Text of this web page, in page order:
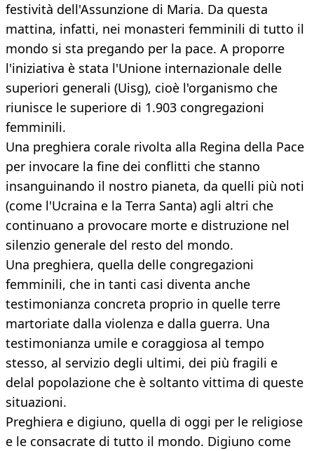
festività dell'Assunzione di Maria. Da questa
mattina, infatti, nei monasteri femminili di tutto il
mondo si sta pregando per la pace. A proporre
l'iniziativa è stata l'Unione internazionale delle
superiori generali (Uisg), cioè l'organismo che
riunisce le superiore di 1.903 congregazioni
femminili.
Una preghiera corale rivolta alla Regina della Pace
per invocare la fine dei conflitti che stanno
insanguinando il nostro pianeta, da quelli più noti
(come l'Ucraina e la Terra Santa) agli altri che
continuano a provocare morte e distruzione nel
silenzio generale del resto del mondo.
Una preghiera, quella delle congregazioni
femminili, che in tanti casi diventa anche
testimonianza concreta proprio in quelle terre
martoriate dalla violenza e dalla guerra. Una
testimonianza umile e coraggiosa al tempo
stesso, al servizio degli ultimi, dei più fragili e
delal popolazione che è soltanto vittima di queste
situazioni.
Preghiera e digiuno, quella di oggi per le religiose
e le consacrate di tutto il mondo. Digiuno come